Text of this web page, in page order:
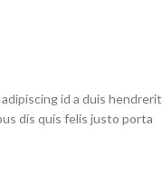
id a duis hendrerit
dis quis felis justo porta